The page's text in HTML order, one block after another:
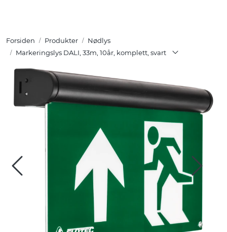
Forsiden Produkter
Nødlys
Markeringslys DALI, 33m, 10år, komplett, svart
Tuotteet
Ratkaisut
Referenssit
Verkkokauppa